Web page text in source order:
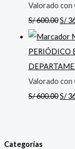
Valorado con
S/600.00S/
PERIÓDICO
Valorado con
S/600.00S/
Categorías